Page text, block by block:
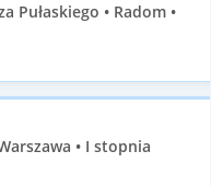
Pułaskiego • Radom •
• I stopnia